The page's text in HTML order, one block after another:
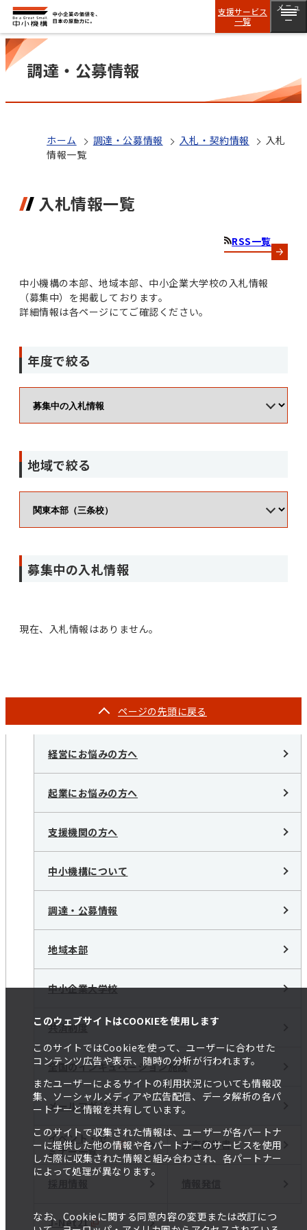
このウェブサイトはCOOKIEを使用します
このサイトではCookieを使って、ユーザーに合わせた
コンテンツ広告や表示、随時の分析が行われます。
またユーザーによるサイトの利用状況についても情報収
集、ソーシャルメディアや広告配信、データ解析の各パ
ートナーと情報を共有しています。
このサイトで収集された情報は、ユーザーが各パートナ
ーに提供した他の情報や各パートナーのサービスを使用
した際に収集された情報と組み合わされ、各パートナー
によって処理が異なります。
なお、Cookieに関する同意内容の変更または改訂につ
支援サービス
一覧
メニュ
ー
調達・公募情報
ホーム 調達・公募情報 入札・契約情報
入札
情報一覧
入札情報一覧
RSS一覧
中小機構の本部、地域本部、中小企業大学校の入札情報
（募集中）を掲載しております。
詳細情報は各ページにてご確認ください。
年度で絞る
地域で絞る
募集中の入札情報
現在、入札情報はありません。
ページの先頭に戻る
経営にお悩みの方へ
起業にお悩みの方へ
支援機関の方へ
中小機構について
調達・公募情報
地域本部
中小企業大学校
共済制度
全国のインキュベーション施設
メールマガジン
イベント・セ
ミナー一覧
調査報告書
J-Net21